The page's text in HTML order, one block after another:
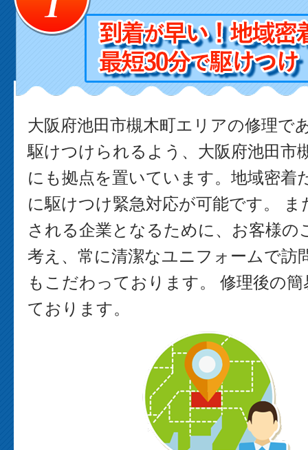
大阪府池田市槻木町エリアの修理で
駆けつけられるよう、大阪府池田市
にも拠点を置いています。地域密着
に駆けつけ緊急対応が可能です。 ま
される企業となるために、お客様の
考え、常に清潔なユニフォームで訪
もこだわっております。 修理後の
ております。